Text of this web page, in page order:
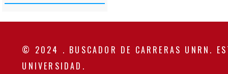
© 2024 . BUSCADOR DE CARRERAS UNRN.
UNIVERSIDAD.